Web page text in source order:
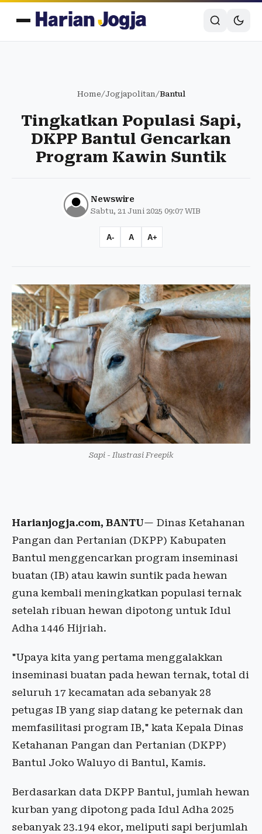
Home/Jogjapolitan/Bantul
Tingkatkan Populasi Sapi,
DKPP Bantul Gencarkan
Program Kawin Suntik
Newswire
Sabtu, 21 Juni 2025 09:07 WIB
A- A A+
Sapi - Ilustrasi Freepik
Harianjogja.com, BANTU— Dinas Ketahanan
Pangan dan Pertanian (DKPP) Kabupaten
Bantul menggencarkan program inseminasi
buatan (IB) atau kawin suntik pada hewan
guna kembali meningkatkan populasi ternak
setelah ribuan hewan dipotong untuk Idul
Adha 1446 Hijriah.
"Upaya kita yang pertama menggalakkan
inseminasi buatan pada hewan ternak, total di
seluruh 17 kecamatan ada sebanyak 28
petugas IB yang siap datang ke peternak dan
memfasilitasi program IB," kata Kepala Dinas
Ketahanan Pangan dan Pertanian (DKPP)
Bantul Joko Waluyo di Bantul, Kamis.
Berdasarkan data DKPP Bantul, jumlah hewan
kurban yang dipotong pada Idul Adha 2025
sebanyak 23.194 ekor, meliputi sapi berjumlah